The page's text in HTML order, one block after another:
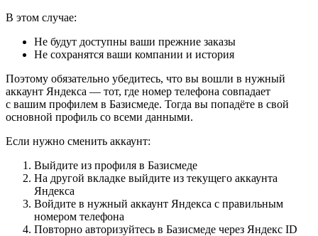
В этом случае:
Не будут доступны ваши прежние заказы
Не сохранятся ваши компании и история
Поэтому обязательно убедитесь, что вы вошли в нужный
аккаунт Яндекса — тот, где номер телефона совпадает
с вашим профилем в Базисмеде. Тогда вы попадёте в свой
основной профиль со всеми данными.
Если нужно сменить аккаунт:
Выйдите из профиля в Базисмеде
На другой вкладке выйдите из текущего аккаунта
Яндекса
Войдите в нужный аккаунт Яндекса с правильным
номером телефона
Повторно авторизуйтесь в Базисмеде через Яндекс ID